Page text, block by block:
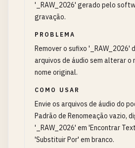
'_RAW_2026' gerado pelo
gravação.
PROBLEMA
Remover o sufixo '_RAW_2026'
arquivos de áudio sem alterar o
nome original.
COMO USAR
Envie os arquivos de áudio do
Padrão de Renomeação vazio,
'_RAW_2026' em 'Encontrar
'Substituir Por' em branco.